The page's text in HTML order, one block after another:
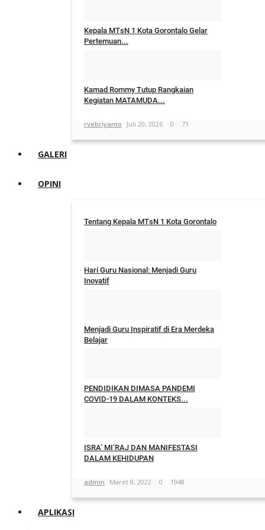
Kepala MTsN 1 Kota Gorontalo Gelar
Pertemuan...
Kamad Rommy Tutup Rangkaian
Kegiatan MATAMUDA...
rvebriyanto Juli 20, 2026 0 71
GALERI
OPINI
Tentang Kepala MTsN 1 Kota Gorontalo
Hari Guru Nasional: Menjadi Guru
Inovatif
Menjadi Guru Inspiratif di Era Merdeka
Belajar
PENDIDIKAN DIMASA PANDEMI
COVID-19 DALAM KONTEKS...
ISRA’ MI’RAJ DAN MANIFESTASI
DALAM KEHIDUPAN
admin Maret 8, 2022 0 1948
APLIKASI